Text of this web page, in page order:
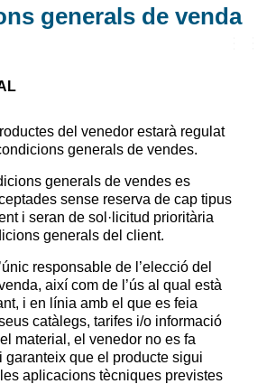
generals de venda
del venedor estarà regulat
generals de vendes.
generals de vendes es
sense reserva de cap tipus
i seran de sol·licitud prioritària
generals del client.
responsable de l’elecció del
així com de l’ús al qual està
i en línia amb el que es feia
catàlegs, tarifes i/o informació
material, el venedor no es fa
garanteix que el producte sigui
aplicacions tècniques previstes